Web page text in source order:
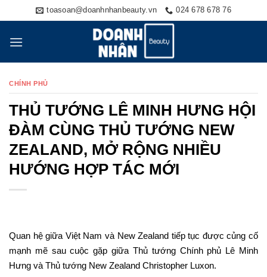
to
content
toasoan@doanhnhanbeauty.vn 024 678 678 76
CHÍNH PHỦ
THỦ TƯỚNG LÊ MINH HƯNG HỘI
ĐÀM CÙNG THỦ TƯỚNG NEW
ZEALAND, MỞ RỘNG NHIỀU
HƯỚNG HỢP TÁC MỚI
Quan hệ giữa Việt Nam và New Zealand tiếp tục được củng cố
mạnh mẽ sau cuộc gặp giữa Thủ tướng Chính phủ Lê Minh
Hưng và Thủ tướng New Zealand Christopher Luxon.